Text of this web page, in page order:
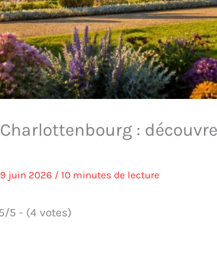
:
9 juin 2026 / 10 minutes de lecture
5 - (4 votes)